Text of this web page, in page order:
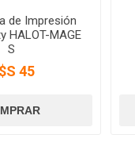
de Impresión
HALOT-MAGE
S
45